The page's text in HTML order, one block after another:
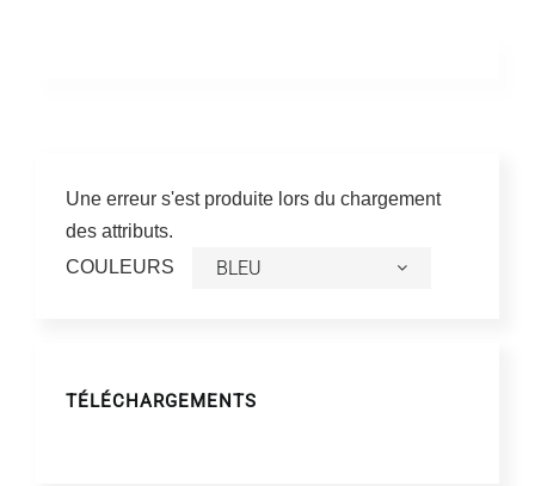
Une erreur s'est produite lors du chargement
des attributs.
COULEURS
TÉLÉCHARGEMENTS